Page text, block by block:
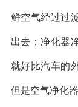
鲜空气经过过
出去；净化器
就好比汽车的
但是空气净化